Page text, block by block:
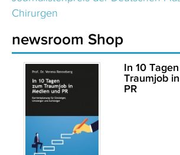
Chirurgen
newsroom Shop
In 10
Traumjob
PR